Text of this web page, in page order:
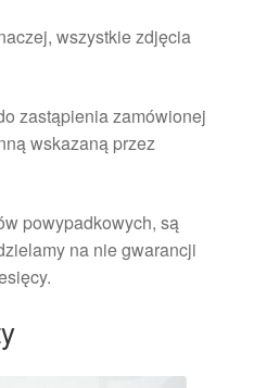
wszystkie zdjęcia
zastąpienia zamówionej
wskazaną przez
powypadkowych, są
na nie gwarancji